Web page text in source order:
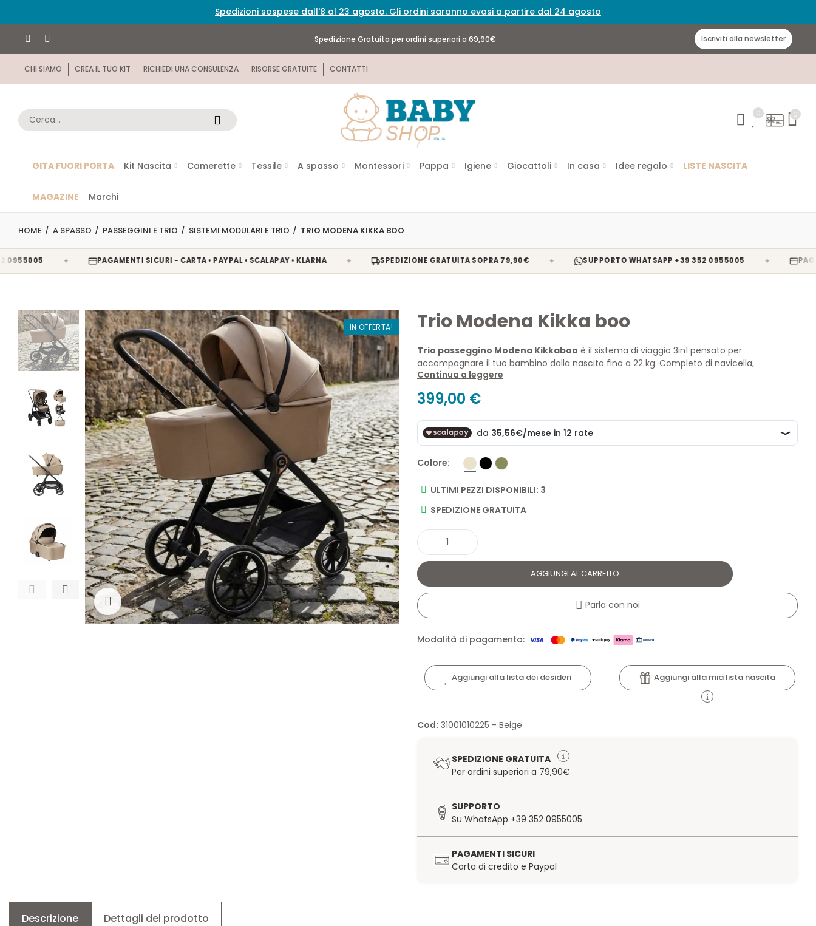
Spedizioni sospese dall'8 al 23 agosto. Gli ordini saranno evasi a partire dal 24 agosto
Spedizione Gratuita per ordini superiori a 69,90€ Iscriviti alla newsletter
CHI SIAMO CREA IL TUO KIT RICHIEDI UNA CONSULENZA RISORSE GRATUITE CONTATTI
0 0
GITA FUORI PORTA Kit Nascita Camerette Tessile A spasso Montessori Pappa Igiene Giocattoli In casa Idee regalo LISTE NASCITA
MAGAZINE Marchi
HOME A SPASSO PASSEGGINI E TRIO SISTEMI MODULARI E TRIO TRIO MODENA KIKKA BOO
✦ PAGAMENTI SICURI - CARTA • PAYPAL • SCALAPAY • KLARNA ✦ SPEDIZIONE GRATUITA SOPRA 79,90€ ✦ SUPPORTO WHATSAPP +39 352 0955005 ✦ PAGAMENTI
IN OFFERTA!
Clicca per ingrandire
Trio Modena Kikka boo
Trio passeggino Modena Kikkaboo è il sistema di viaggio 3in1 pensato per
accompagnare il tuo bambino dalla nascita fino a 22 kg. Completo di navicella,
passeggino con seduta reversibile e seggiolino auto i-Size R129, offre comfort, sicurezza e
funzionale.
Continua a leggere
399,00 €
Colore
ULTIMI PEZZI DISPONIBILI: 3
SPEDIZIONE GRATUITA
AGGIUNGI AL CARRELLO
Parla con noi
Modalità di pagamento:
Aggiungi alla lista dei desideri Aggiungi alla mia lista nascita
Cod: 31001010225 - Beige
SPEDIZIONE GRATUITA
Per ordini superiori a 79,90€
SUPPORTO
Su WhatsApp +39 352 0955005
PAGAMENTI SICURI
Carta di credito e Paypal
Descrizione Dettagli del prodotto